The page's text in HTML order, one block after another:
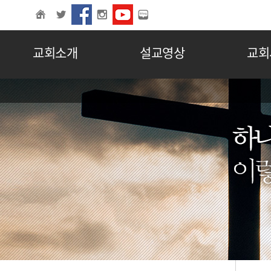
교회소개 설교영상 교